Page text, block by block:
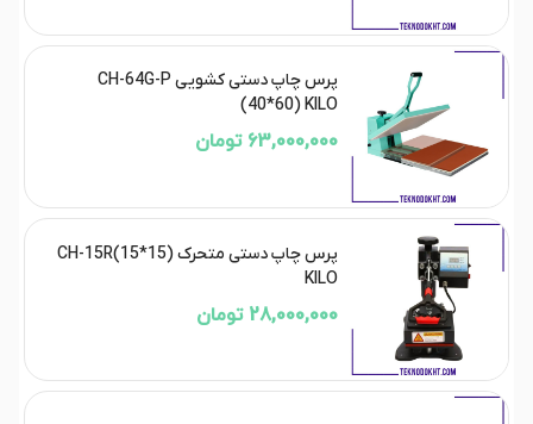
پرس چاپ دستی کشویی CH-64G-P
(40*60) KILO
63,000,000 تومان
پرس چاپ دستی متحرک CH-15R(15*15)
KILO
28,000,000 تومان